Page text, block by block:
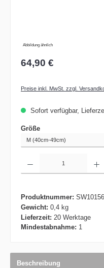
Abbildung ähnlich
64,90 €
Preise inkl. MwSt. zzgl.
Sofort verfügbar,
Größeauswählen
Produktnummer:
Gewicht: 0,4 kg
Lieferzeit: 20 Werktage
Mindestabnahme: 1
Beschreibung